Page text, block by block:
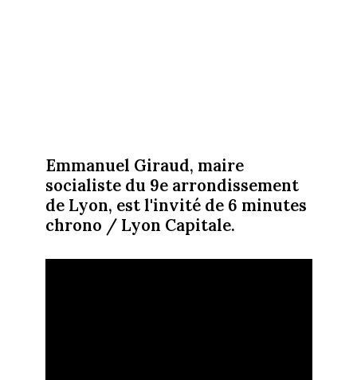
Emmanuel Giraud, maire
socialiste du 9e arrondissement
de Lyon, est l'invité de 6 minutes
chrono / Lyon Capitale.